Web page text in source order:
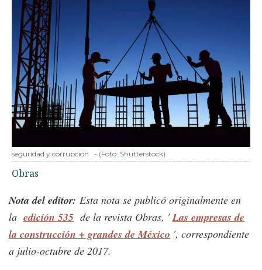
seguridad y corrupción - (Foto: Shutterstock)
Obras
Nota del editor: Esta nota se publicó originalmente en
la edición 535 de la revista Obras, ' Las empresas de
la construcción + grandes de México ', correspondiente
a julio-octubre de 2017.